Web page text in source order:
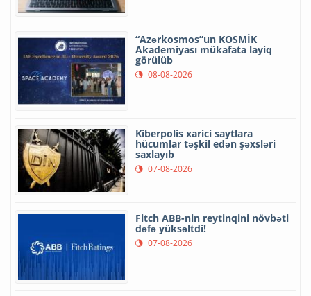
“Azərkosmos”un KOSMİK
Akademiyası mükafata layiq
görülüb
08-08-2026
Kiberpolis xarici saytlara
hücumlar təşkil edən şəxsləri
saxlayıb
07-08-2026
Fitch ABB-nin reytinqini növbəti
dəfə yüksəltdi!
07-08-2026